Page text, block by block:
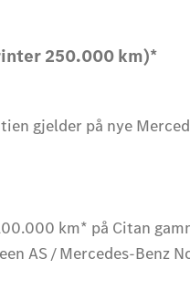
250.000 km)*
gjelder på nye
km* på Citan
AS / Mercedes-Benz